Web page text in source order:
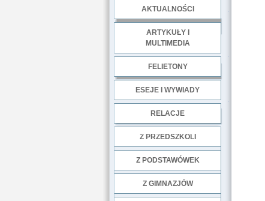
AKTUALNOŚCI
ARTYKUŁY I
MULTIMEDIA
FELIETONY
ESEJE I WYWIADY
RELACJE
Z PRZEDSZKOLI
Z PODSTAWÓWEK
Z GIMNAZJÓW